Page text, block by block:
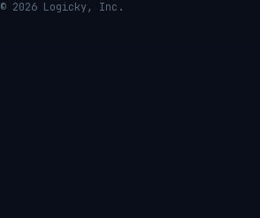
© 2026 Logicky, Inc.